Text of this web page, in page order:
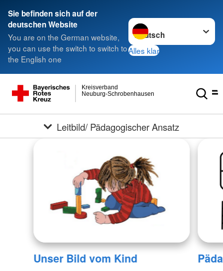
Sie befinden sich auf der
deutschen Website
You are on the German website,
you can use the switch to switch to
the English one
Sprache wechseln zu
Alles klar
Neuburg-Schrobenhausen
Kreisverband
Leitbild/ Pädagogischer Ansatz
Unser Bild vom Kind